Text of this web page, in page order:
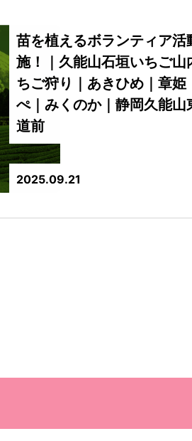
苗を植えるボランティア活
施！｜久能山石垣いちご山
ちご狩り｜あきひめ｜章姫
ぺ｜みくのか｜静岡久能山
道前
2025.09.21